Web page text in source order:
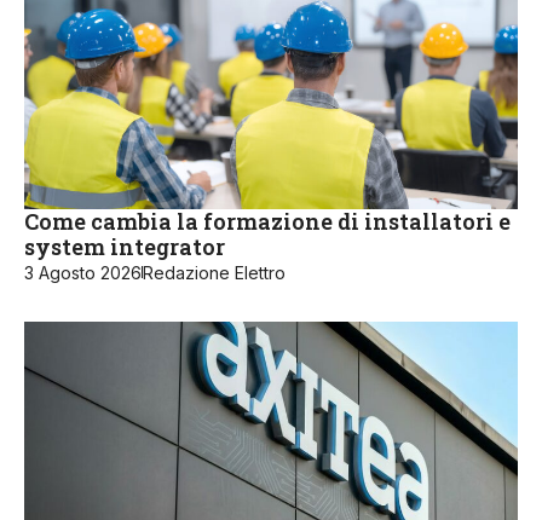
Come cambia la formazione di installatori e
system integrator
3 Agosto 2026Redazione Elettro